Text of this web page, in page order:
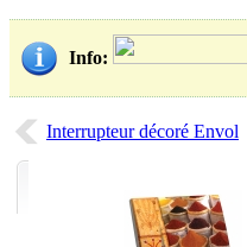
Info:
Interrupteur décoré Envol